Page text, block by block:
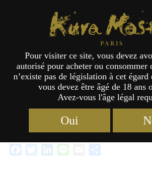
Kura
« Sakés
FacebookTwitterLinkedIn Email
Kura Master Paris
Pour visiter ce site, vous devez
autorisé pour acheter ou consommer
n’existe pas de législation à cet égard
vous devez être âgé de 18 ans
Avez-vous l'âge légal
Oui